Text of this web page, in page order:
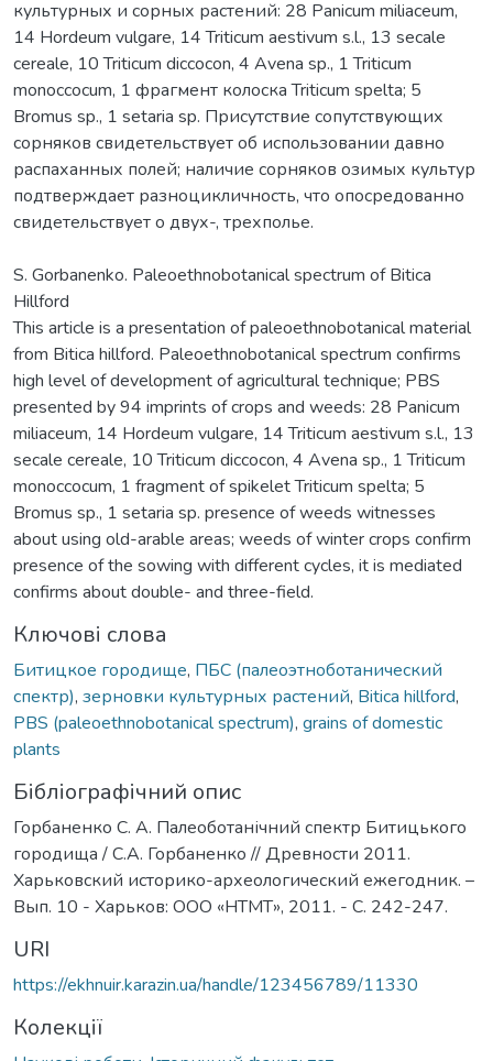
культурных и сорных растений: 28 Panicum miliaceum,
14 Hordeum vulgare, 14 Triticum aestivum s.l., 13 secale
cereale, 10 Triticum diccocon, 4 Avena sp., 1 Triticum
monoccocum, 1 фрагмент колоска Triticum spelta; 5
Bromus sp., 1 setaria sp. Присутствие сопутствующих
сорняков свидетельствует об использовании давно
распаханных полей; наличие сорняков озимых культур
подтверждает разноцикличность, что опосредованно
свидетельствует о двух-, трехполье.
S. Gorbanenko. Paleoethnobotanical spectrum of Bitica
Hillford
This article is a presentation of paleoethnobotanical material
from Bitica hillford. Paleoethnobotanical spectrum confirms
high level of development of agricultural technique; РBS
presented by 94 imprints of crops and weeds: 28 Panicum
miliaceum, 14 Hordeum vulgare, 14 Triticum aestivum s.l., 13
secale cereale, 10 Triticum diccocon, 4 Avena sp., 1 Triticum
monoccocum, 1 fragment of spikelet Triticum spelta; 5
Bromus sp., 1 setaria sp. presence of weeds witnesses
about using old-arable areas; weeds of winter crops confirm
presence of the sowing with different cycles, it is mediated
confirms about double- and three-field.
Ключові слова
Битицкое городище, ПБС (палеоэтноботанический
спектр), зерновки культурных растений, Bitica hillford,
РBS (paleoethnobotanical spectrum), grains of domestic
plants
Бібліографічний опис
Горбаненко С. А. Палеоботанічний спектр Битицького
городища / С.А. Горбаненко // Древности 2011.
Харьковский историко-археологический ежегодник. –
Вып. 10 - Харьков: ООО «НТМТ», 2011. - C. 242-247.
URI
https://ekhnuir.karazin.ua/handle/123456789/11330
Колекції